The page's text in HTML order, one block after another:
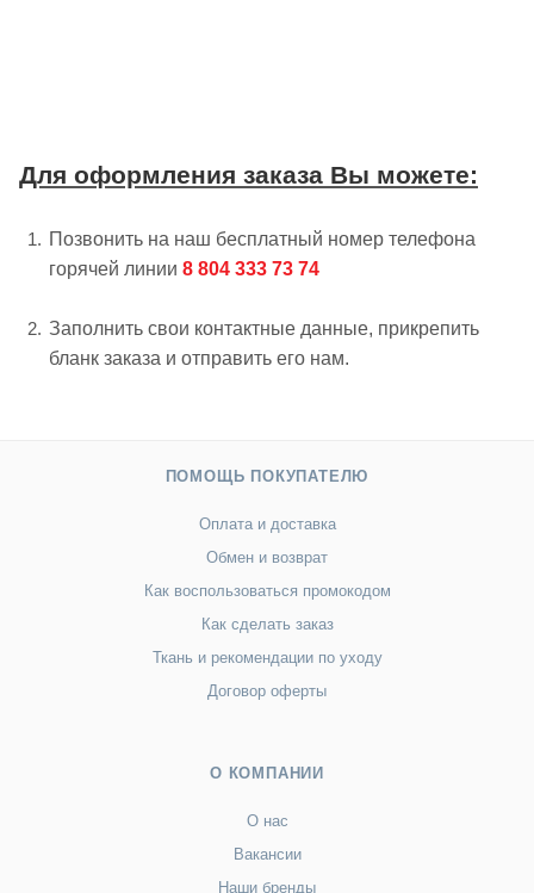
Для оформления заказа Вы можете:
Позвонить на наш бесплатный номер телефона
горячей линии 8 804 333 73 74
Заполнить свои контактные данные, прикрепить
бланк заказа и отправить его нам.
ПОМОЩЬ ПОКУПАТЕЛЮ
Оплата и доставка
Обмен и возврат
Как воспользоваться промокодом
Как сделать заказ
Ткань и рекомендации по уходу
Договор оферты
О КОМПАНИИ
О нас
Вакансии
Наши бренды